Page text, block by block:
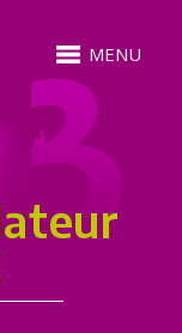
MENU